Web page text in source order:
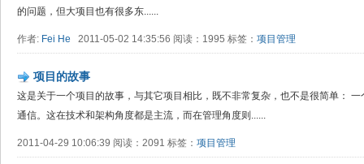
的问题，但大项目也有很多东......
作者: Fei He 2011-05-02 14:35:56 阅读：1995 标签： 项目管理
项目的故事
这是关于一个项目的故事，与其它项目相比，既不非常复杂，也不是很简单：
通信。这在技术和架构角度都是主流，而在管理角度则......
2011-04-29 10:06:39 阅读：2091 标签： 项目管理